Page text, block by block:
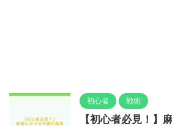
初心者 戦術
【初心者必見！】